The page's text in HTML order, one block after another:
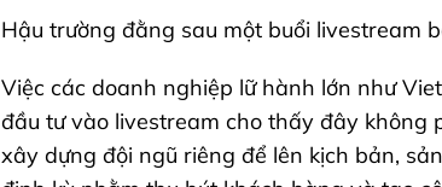
Hậu trường đằng sau một buổi livestream
Việc các doanh nghiệp lữ hành lớn như
đầu tư vào livestream cho thấy đây không
xây dựng đội ngũ riêng để lên kịch bản,